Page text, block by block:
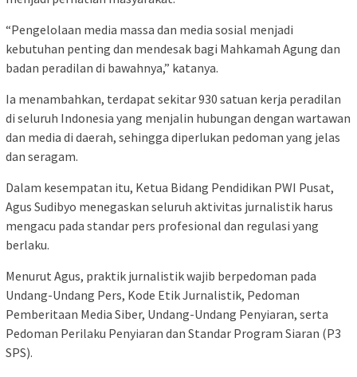
“Pengelolaan media massa dan media sosial menjadi
kebutuhan penting dan mendesak bagi Mahkamah Agung dan
badan peradilan di bawahnya,” katanya.
Ia menambahkan, terdapat sekitar 930 satuan kerja peradilan
di seluruh Indonesia yang menjalin hubungan dengan wartawan
dan media di daerah, sehingga diperlukan pedoman yang jelas
dan seragam.
Dalam kesempatan itu, Ketua Bidang Pendidikan PWI Pusat,
Agus Sudibyo menegaskan seluruh aktivitas jurnalistik harus
mengacu pada standar pers profesional dan regulasi yang
berlaku.
Menurut Agus, praktik jurnalistik wajib berpedoman pada
Undang-Undang Pers, Kode Etik Jurnalistik, Pedoman
Pemberitaan Media Siber, Undang-Undang Penyiaran, serta
Pedoman Perilaku Penyiaran dan Standar Program Siaran (P3
SPS).